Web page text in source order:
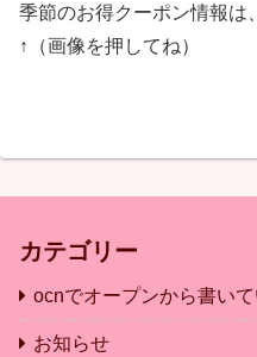
季節のお得クーポン情報は
↑（画像を押してね）
カテゴリー
ocnでオープンから書い
お知らせ